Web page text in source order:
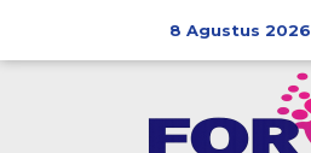
8 Agustus 2026